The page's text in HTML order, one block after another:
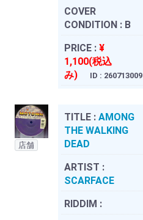
COVER
CONDITION : B
PRICE : ¥
1,100(税込
み)
ID : 260713009
店舗
TITLE : AMONG
THE WALKING
DEAD
ARTIST :
SCARFACE
RIDDIM :